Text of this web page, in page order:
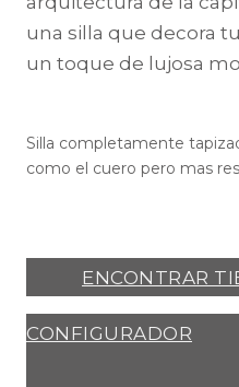
una silla que decora
un toque de lujosa
Silla completamente
como el cuero pero mas
ENCONTRAR
CONFIGURADOR